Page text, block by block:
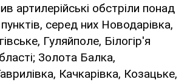
артилерійські обстріли понад
серед них Новодарівка,
Гуляйполе, Білогір'я
Золота Балка,
Качкарівка, Козацьке,